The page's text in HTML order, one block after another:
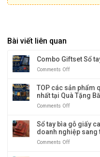
Bài viết liên quan
Combo Giftset Sổ
Comments Off
Giftset
Sổ
nhiệt
và
TOP các sản phẩm
nhất tại Quà Tặng
Comments Off
các
sản
phẩm
Sổ tay bìa gỗ giấy
doanh nghiệp sang
Comments Off